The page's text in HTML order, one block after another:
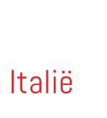
Italië